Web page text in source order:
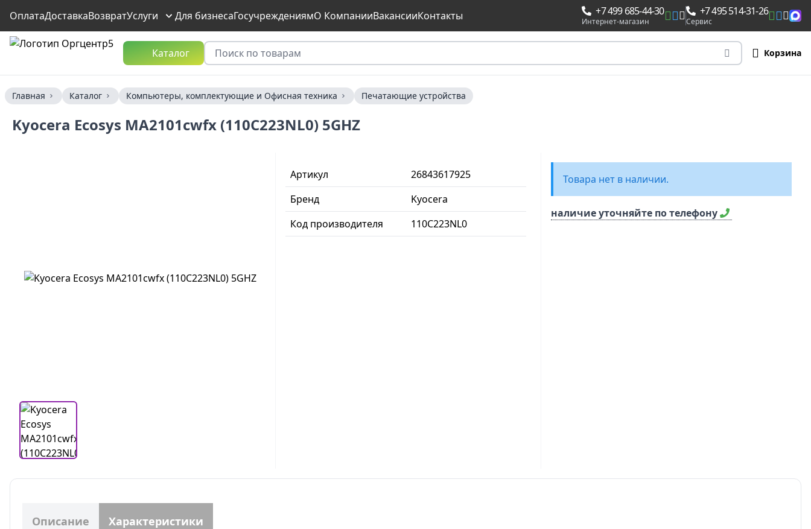
ОплатаДоставкаВозвратУслуги Для бизнесаГосучреждениямО КомпанииВакансииКонтакты +7 499 685-44-30
Интернет-магазин
+7 495 514-31-26
Сервис
Каталог Корзина
Главная Каталог Компьютеры, комплектующие и Офисная техника Печатающие устройства
Kyocera Ecosys MA2101cwfx (110C223NL0) 5GHZ
Артикул
26843617925
Бренд
Kyocera
Код производителя
110C223NL0
Товара нет в наличии.
наличие уточняйте по телефону
Описание Характеристики